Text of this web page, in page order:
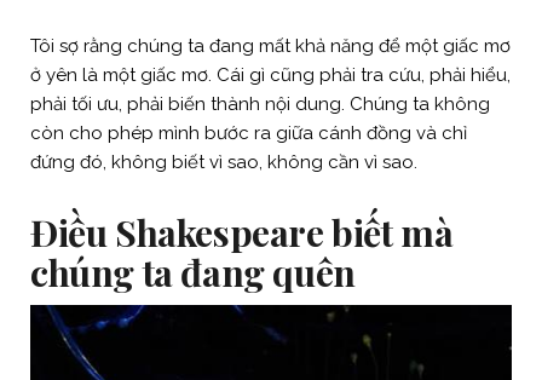
Tôi sợ rằng chúng ta đang mất khả năng để một giấc mơ
ở yên là một giấc mơ. Cái gì cũng phải tra cứu, phải hiểu,
phải tối ưu, phải biến thành nội dung. Chúng ta không
còn cho phép mình bước ra giữa cánh đồng và chỉ
đứng đó, không biết vì sao, không cần vì sao.
Điều Shakespeare biết mà
chúng ta đang quên